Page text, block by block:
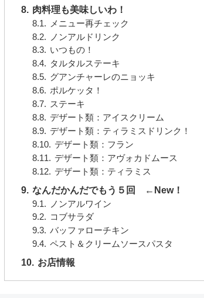
肉料理も美味しいわ！
メニュー再チェック
ノンアルドリンク
いつもの！
タルタルステーキ
グアンチャーレのニョッキ
ポルケッタ！
ステーキ
デザート類：アイスクリーム
デザート類：ティラミスドリンク！
デザート類：フラン
デザート類：アヴォカドムース
デザート類：ティラミス
なんだかんだでもう５回 ←New！
ノンアルワイン
コブサラダ
バッファローチキン
ペスト＆クリームソースパスタ
お店情報